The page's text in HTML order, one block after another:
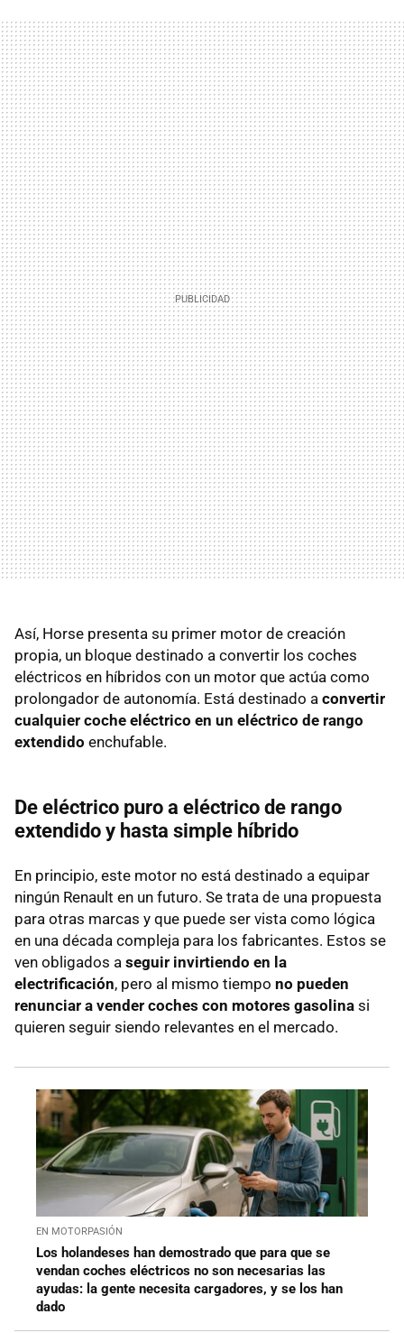
Así, Horse presenta su primer motor de creación
propia, un bloque destinado a convertir los coches
eléctricos en híbridos con un motor que actúa como
prolongador de autonomía. Está destinado a convertir
cualquier coche eléctrico en un eléctrico de rango
extendido enchufable.
De eléctrico puro a eléctrico de rango
extendido y hasta simple híbrido
En principio, este motor no está destinado a equipar
ningún Renault en un futuro. Se trata de una propuesta
para otras marcas y que puede ser vista como lógica
en una década compleja para los fabricantes. Estos se
ven obligados a seguir invirtiendo en la
electrificación, pero al mismo tiempo no pueden
renunciar a vender coches con motores gasolina si
quieren seguir siendo relevantes en el mercado.
EN MOTORPASIÓN
Los holandeses han demostrado que para que se
vendan coches eléctricos no son necesarias las
ayudas: la gente necesita cargadores, y se los han
dado